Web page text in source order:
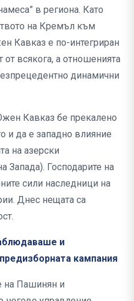
в региона. Като
на Кремъл към
Кавказ е по-интегриран
всякога, а отношенията
динамични
Кавказ бе прекалено
и да е западно влияние
на азерски
Запада). Господарите на
сили наследници на
Днес нещата са
и
кампания
на Пашинян и